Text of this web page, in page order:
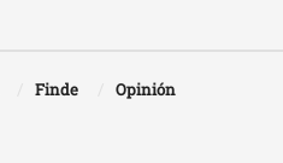
Finde Opinión